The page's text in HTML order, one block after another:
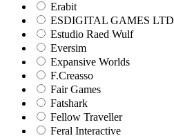
Erabit
ESDIGITAL GAMES LTD
Estudio Raed Wulf
Eversim
Expansive Worlds
F.Creasso
Fair Games
Fatshark
Fellow Traveller
Feral Interactive